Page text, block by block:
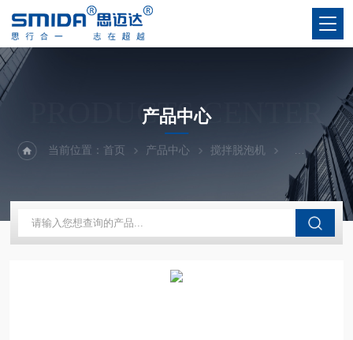
PRODUCTS CENTER
产品中心
当前位置：首页 产品中心 搅拌脱泡机 真空搅拌脱